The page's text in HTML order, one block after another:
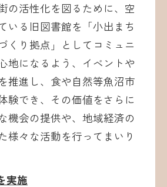
の活性化を図るために、空
いる旧図書館を「小出まち
くり拠点」としてコミュニ
地になるよう、イベントや
推進し、食や自然等魚沼市
験でき、その価値をさらに
機会の提供や、地域経済の
様々な活動を行ってまいり
実施